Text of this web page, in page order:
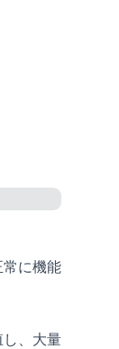
常に機能
し、大量